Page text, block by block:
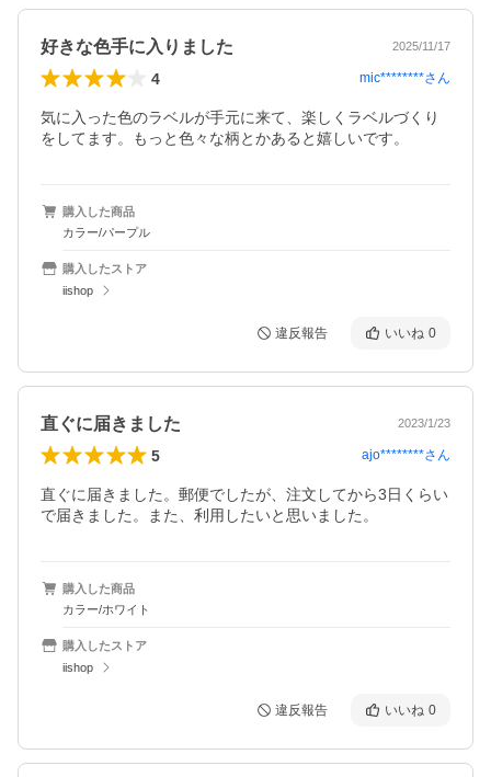
好きな色手に入りました 2025/11/17
4 mic********さん
気に入った色のラベルが手元に来て、楽しくラベルづくり
をしてます。もっと色々な柄とかあると嬉しいです。
購入した商品
カラー/パープル
購入したストア
iishop
違反報告 いいね 0
直ぐに届きました 2023/1/23
5 ajo********さん
直ぐに届きました。郵便でしたが、注文してから3日くらい
で届きました。また、利用したいと思いました。
購入した商品
カラー/ホワイト
購入したストア
iishop
違反報告 いいね 0